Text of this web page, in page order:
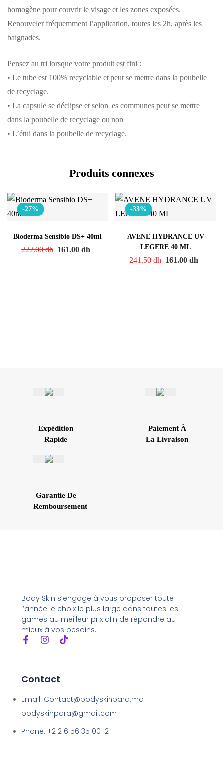
homogène pour couvrir le visage et les zones exposées.
Renouveler fréquemment l’application, toutes les 2h, après les
baignades.
Pensez au tri lorsque votre produit est fini :
• Le tube est 100% recyclable et peut se mettre dans la poubelle
de recyclage.
• La capsule se déclipse et selon les communes peut se mettre
dans la poubelle de recyclage ou non
• L’étui dans la poubelle de recyclage.
Produits connexes
-27%
Bioderma Sensibio DS+ 40ml
222.00dh 161.00 dh
-33%
AVENE HYDRANCE UV
LEGERE 40 ML
241.50dh 161.00 dh
Paiement À
La Livraison
Expédition
Rapide
Garantie De
Remboursement
Body Skin s’engage à vous proposer toute
l’année le choix le plus large dans toutes les
games au meilleur prix afin de répondre au
mieux à vos besoins.
Contact
Email: Contact@bodyskinpara.ma
bodyskinpara@gmail.com
Phone: +212 6 56 35 00 12